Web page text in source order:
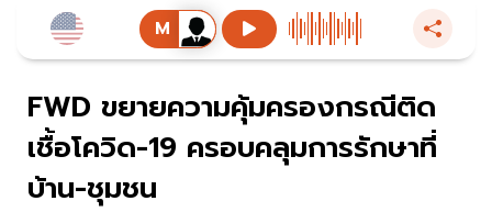
FWD ขยายความคุ้มครองกรณีติด
เชื้อโควิด-19 ครอบคลุมการรักษาที่
บ้าน-ชุมชน